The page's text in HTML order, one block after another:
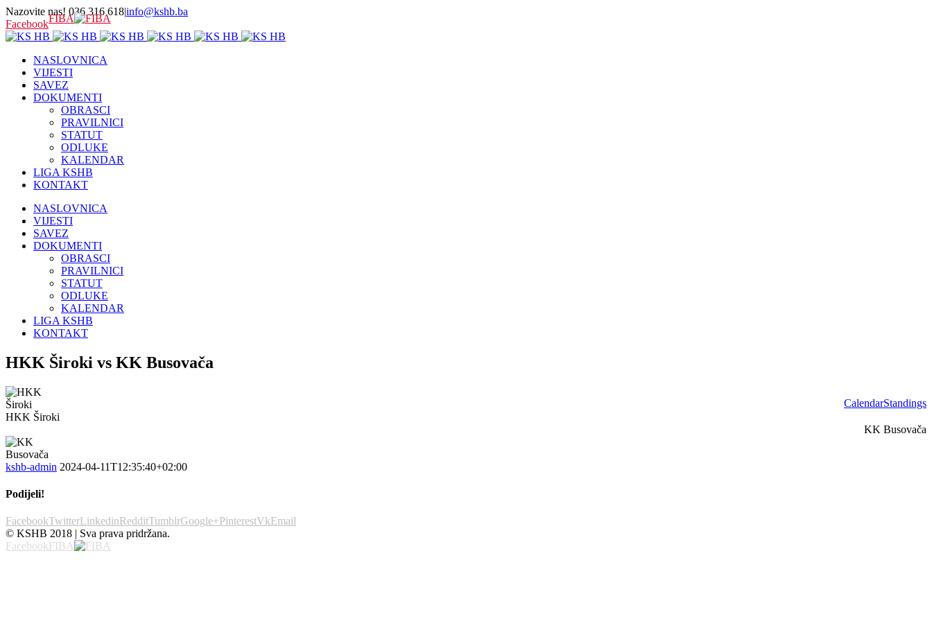
Nazovite nas! 036 316 618|info@kshb.ba
FacebookFIBA
NASLOVNICA
VIJESTI
SAVEZ
DOKUMENTI
OBRASCI
PRAVILNICI
STATUT
ODLUKE
KALENDAR
LIGA KSHB
KONTAKT
NASLOVNICA
VIJESTI
SAVEZ
DOKUMENTI
OBRASCI
PRAVILNICI
STATUT
ODLUKE
KALENDAR
LIGA KSHB
KONTAKT
HKK Široki vs KK Busovača
CalendarStandings
HKK Široki
KK Busovača
kshb-admin 2024-04-11T12:35:40+02:00
Podijeli!
FacebookTwitterLinkedinRedditTumblrGoogle+PinterestVkEmail
© KSHB 2018 | Sva prava pridržana.
FacebookFIBA